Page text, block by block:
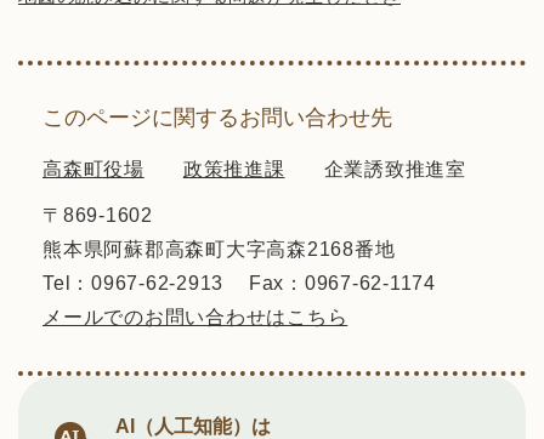
このページに関するお問い合わせ先
高森町役場 政策推進課 企業誘致推進室
〒869-1602
熊本県阿蘇郡高森町大字高森2168番地
Tel：0967-62-2913
Fax：0967-62-1174
メールでのお問い合わせはこちら
AI（人工知能）は